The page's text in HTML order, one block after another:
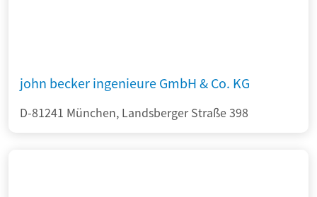
john becker ingenieure GmbH & Co. KG
D-81241 München, Landsberger Straße 398